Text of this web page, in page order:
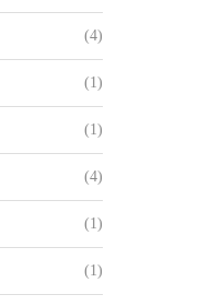
(4)
(1)
(1)
(4)
(1)
(1)